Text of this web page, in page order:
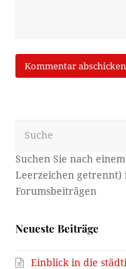
Neueste Beiträge
Einblick in die